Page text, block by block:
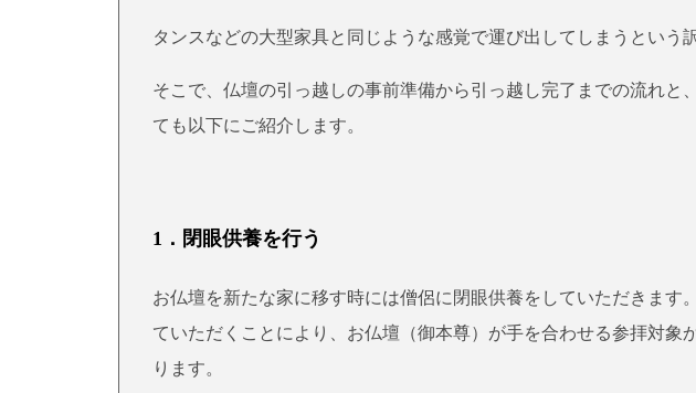
タンスなどの大型家具と同じような感覚で運び出してしまうという
そこで、仏壇の引っ越しの事前準備から引っ越し完了までの流れと
ても以下にご紹介します。
1．閉眼供養を行う
お仏壇を新たな家に移す時には僧侶に閉眼供養をしていただきます
ていただくことにより、お仏壇（御本尊）が手を合わせる参拝対象
ります。